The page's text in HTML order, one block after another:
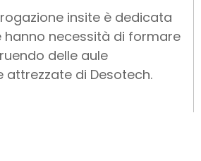
insite è dedicata
hanno necessità di formare
delle aule
di Desotech.